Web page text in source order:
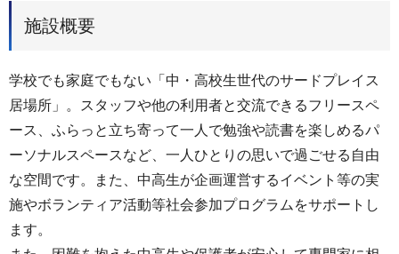
施設概要
学校でも家庭でもない「中・高校生世代のサードプレイス
居場所」。スタッフや他の利用者と交流できるフリースペ
ース、ふらっと立ち寄って一人で勉強や読書を楽しめるパ
ーソナルスペースなど、一人ひとりの思いで過ごせる自由
な空間です。また、中高生が企画運営するイベント等の実
施やボランティア活動等社会参加プログラムをサポートし
ます。